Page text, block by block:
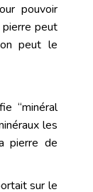
pouvoir
pierre peut
peut le
“minéral
les
pierre de
sur le